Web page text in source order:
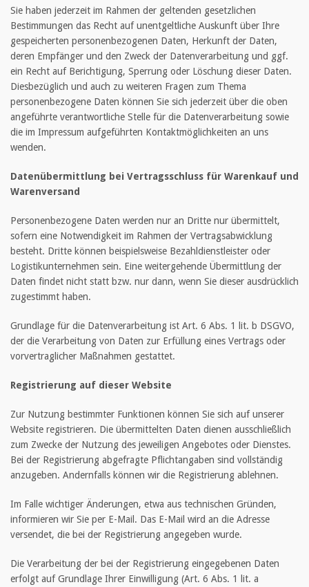
Sie haben jederzeit im Rahmen der geltenden gesetzlichen
Bestimmungen das Recht auf unentgeltliche Auskunft über Ihre
gespeicherten personenbezogenen Daten, Herkunft der Daten,
deren Empfänger und den Zweck der Datenverarbeitung und ggf.
ein Recht auf Berichtigung, Sperrung oder Löschung dieser Daten.
Diesbezüglich und auch zu weiteren Fragen zum Thema
personenbezogene Daten können Sie sich jederzeit über die oben
angeführte verantwortliche Stelle für die Datenverarbeitung sowie
die im Impressum aufgeführten Kontaktmöglichkeiten an uns
wenden.
Datenübermittlung bei Vertragsschluss für Warenkauf und
Warenversand
Personenbezogene Daten werden nur an Dritte nur übermittelt,
sofern eine Notwendigkeit im Rahmen der Vertragsabwicklung
besteht. Dritte können beispielsweise Bezahldienstleister oder
Logistikunternehmen sein. Eine weitergehende Übermittlung der
Daten findet nicht statt bzw. nur dann, wenn Sie dieser ausdrücklich
zugestimmt haben.
Grundlage für die Datenverarbeitung ist Art. 6 Abs. 1 lit. b DSGVO,
der die Verarbeitung von Daten zur Erfüllung eines Vertrags oder
vorvertraglicher Maßnahmen gestattet.
Registrierung auf dieser Website
Zur Nutzung bestimmter Funktionen können Sie sich auf unserer
Website registrieren. Die übermittelten Daten dienen ausschließlich
zum Zwecke der Nutzung des jeweiligen Angebotes oder Dienstes.
Bei der Registrierung abgefragte Pflichtangaben sind vollständig
anzugeben. Andernfalls können wir die Registrierung ablehnen.
Im Falle wichtiger Änderungen, etwa aus technischen Gründen,
informieren wir Sie per E-Mail. Das E-Mail wird an die Adresse
versendet, die bei der Registrierung angegeben wurde.
Die Verarbeitung der bei der Registrierung eingegebenen Daten
erfolgt auf Grundlage Ihrer Einwilligung (Art. 6 Abs. 1 lit. a